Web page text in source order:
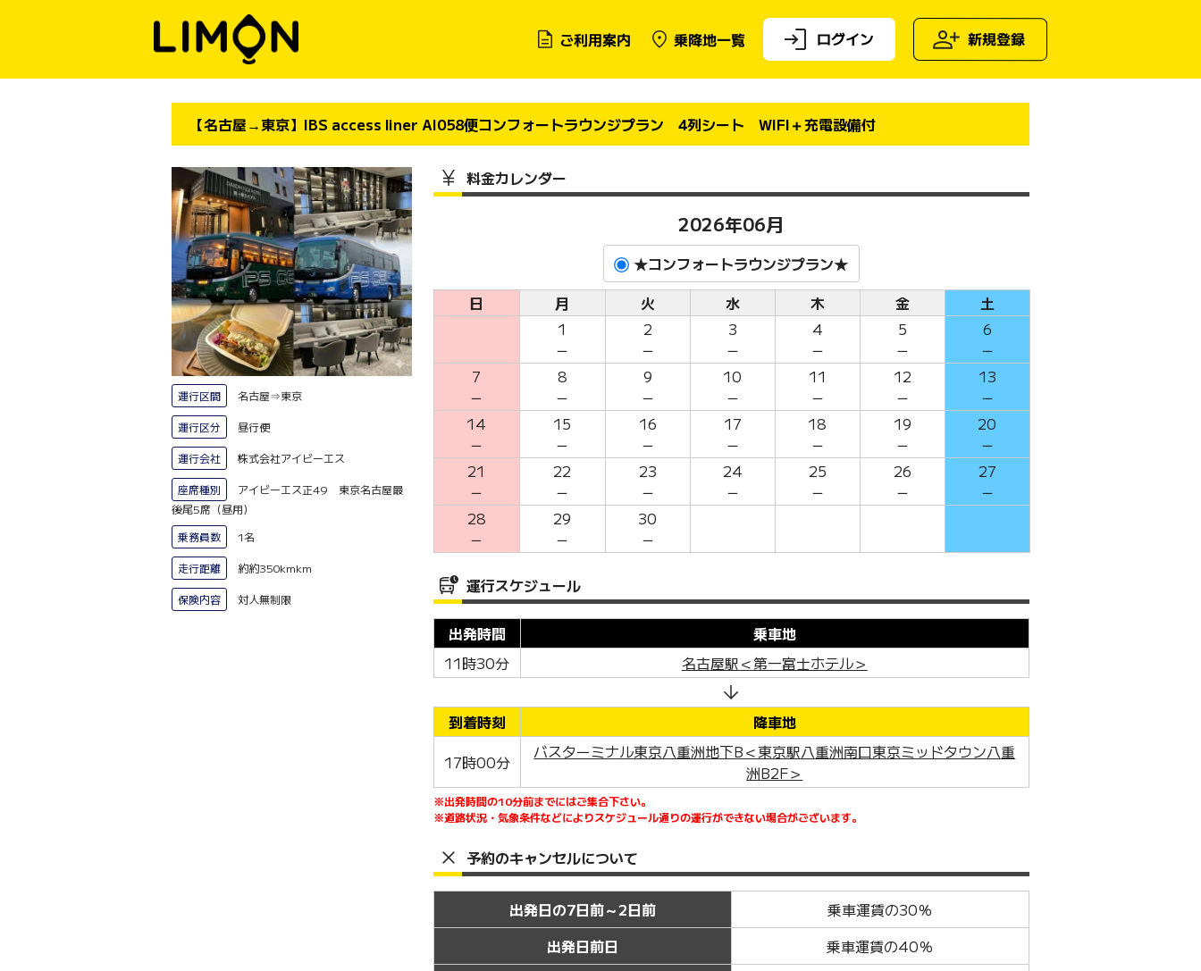
ご利用案内 乗降地一覧 ログイン 新規登録
【名古屋→東京】IBS access liner AI058便コンフォートラウンジプラン 4列シート WIFI＋充電設備付
運行区間 名古屋⇒東京
運行区分 昼行便
運行会社 株式会社アイビーエス
座席種別
アイビーエス正49 東京名古屋最
後尾5席（昼用）
乗務員数
1名
走行距離 約約350kmkm
保険内容 対人無制限
料金カレンダー
2026年06月
★コンフォートラウンジプラン★
日
月 火 水 木 金
土
1
－
2
－
3
－
4
－
5
－
6
－
7
－
8
－
9
－
10
－
11
－
12
－
13
－
14
－
15
－
16
－
17
－
18
－
19
－
20
－
21
－
22
－
23
－
24
－
25
－
26
－
27
－
28
－
29
－
30
－
運行スケジュール
出発時間
乗車地
11時30分
名古屋駅＜第一富士ホテル＞
到着時刻
降車地
17時00分
バスターミナル東京八重洲地下B＜東京駅八重洲南口東京ミッドタウン八重
洲B2F＞
※出発時間の10分前までにはご集合下さい。
※道路状況・気象条件などによりスケジュール通りの運行ができない場合がございます。
予約のキャンセルについて
出発日の7日前～2日前
乗車運賃の30％
出発日前日
乗車運賃の40％